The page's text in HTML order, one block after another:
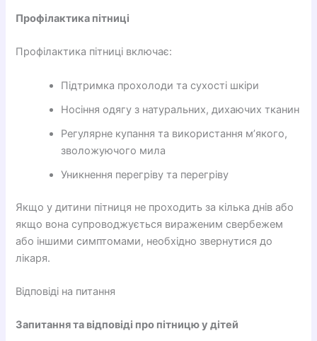
Профілактика пітниці
Профілактика пітниці включає:
Підтримка прохолоди та сухості шкіри
Носіння одягу з натуральних, дихаючих тканин
Регулярне купання та використання м’якого,
зволожуючого мила
Уникнення перегріву та перегріву
Якщо у дитини пітниця не проходить за кілька днів або
якщо вона супроводжується вираженим свербежем
або іншими симптомами, необхідно звернутися до
лікаря.
Відповіді на питання
Запитання та відповіді про пітницю у дітей